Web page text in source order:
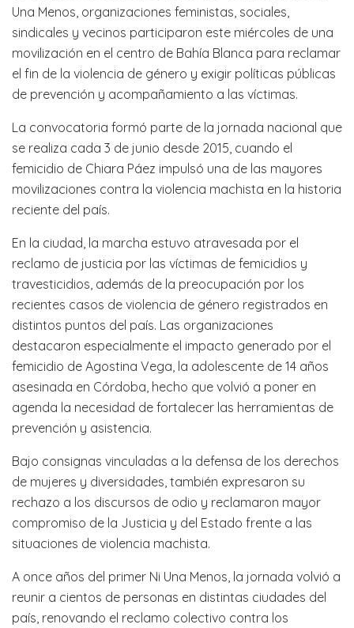
Una Menos, organizaciones feministas, sociales,
sindicales y vecinos participaron este miércoles de una
movilización en el centro de Bahía Blanca para reclamar
el fin de la violencia de género y exigir políticas públicas
de prevención y acompañamiento a las víctimas.
La convocatoria formó parte de la jornada nacional que
se realiza cada 3 de junio desde 2015, cuando el
femicidio de Chiara Páez impulsó una de las mayores
movilizaciones contra la violencia machista en la historia
reciente del país.
En la ciudad, la marcha estuvo atravesada por el
reclamo de justicia por las víctimas de femicidios y
travesticidios, además de la preocupación por los
recientes casos de violencia de género registrados en
distintos puntos del país. Las organizaciones
destacaron especialmente el impacto generado por el
femicidio de Agostina Vega, la adolescente de 14 años
asesinada en Córdoba, hecho que volvió a poner en
agenda la necesidad de fortalecer las herramientas de
prevención y asistencia.
Bajo consignas vinculadas a la defensa de los derechos
de mujeres y diversidades, también expresaron su
rechazo a los discursos de odio y reclamaron mayor
compromiso de la Justicia y del Estado frente a las
situaciones de violencia machista.
A once años del primer Ni Una Menos, la jornada volvió a
reunir a cientos de personas en distintas ciudades del
país, renovando el reclamo colectivo contra los